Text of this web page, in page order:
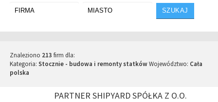
SZUKAJ
Znaleziono 213 firm dla:
Kategoria: Stocznie - budowa i remonty statkówWojewództwo: Cała
polska
PARTNER SHIPYARD SPÓŁKA Z O.O.